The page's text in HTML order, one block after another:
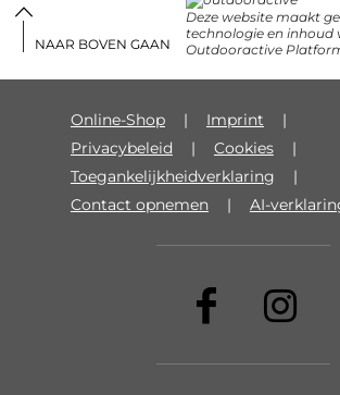
Deze website maakt
technologie en inhoud
Outdooractive
Online-Shop
Imprint
Privacybeleid
Cookies
Toegankelijkheidverklaring
Contact opnemen
AI-
NAAR BOVEN GAAN